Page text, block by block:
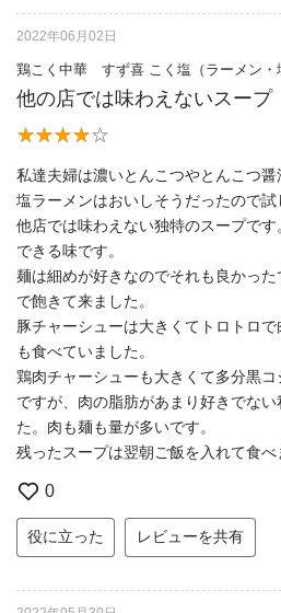
2022年06月02日
鶏こく中華 すず喜 こく塩（ラーメン・
他の店では味わえないスープ
私達夫婦は濃いとんこつやとんこつ
塩ラーメンはおいしそうだったので試
他店では味わえない独特のスープで
できる味です。
麺は細めが好きなのでそれも良かっ
で飽きて来ました。
豚チャーシューは大きくてトロトロ
も食べていました。
鶏肉チャーシューも大きくて多分黒
ですが、肉の脂肪があまり好きでな
た。肉も麺も量が多いです。
残ったスープは翌朝ご飯を入れて食べ
0
役に立った レビューを共有